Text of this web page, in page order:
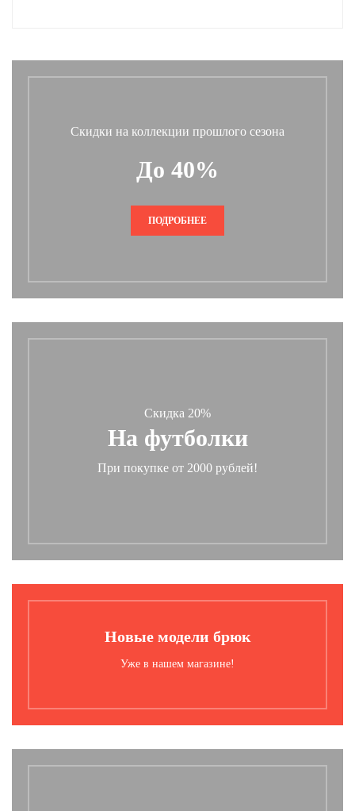
Скидки на коллекции прошлого сезона
До 40%
ПОДРОБНЕЕ
Скидка 20%
На футболки
При покупке от 2000 рублей!
Новые модели брюк
Уже в нашем магазине!